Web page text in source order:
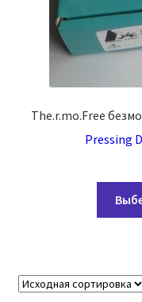
The.r.mo.Free
Pressing